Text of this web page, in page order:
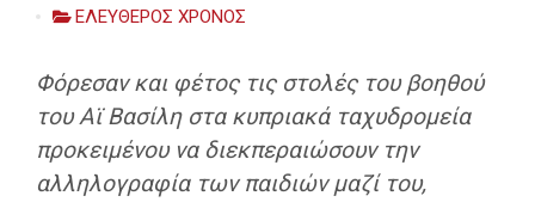
ΕΛΕΥΘΕΡΟΣ ΧΡΟΝΟΣ
Φόρεσαν και φέτος τις στολές του βοηθού
του Αϊ Βασίλη στα κυπριακά ταχυδρομεία
προκειμένου να διεκπεραιώσουν την
αλληλογραφία των παιδιών μαζί του,